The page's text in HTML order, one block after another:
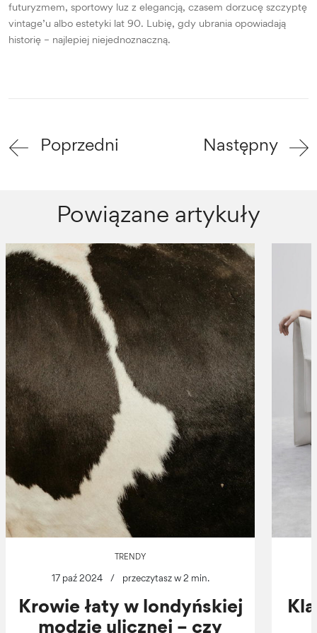
futuryzmem, sportowy luz z elegancją, czasem dorzucę szczyptę
vintage’u albo estetyki lat 90. Lubię, gdy ubrania opowiadają
historię – najlepiej niejednoznaczną.
Poprzedni Następny
Powiązane artykuły
TRENDY
17 paź 2024 / przeczytasz w 2 min.
Krowie łaty w londyńskiej
modzie ulicznej – czy